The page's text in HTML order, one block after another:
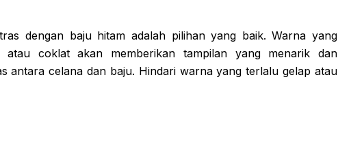
dengan baju hitam adalah pilihan yang baik. Warna yang
coklat akan memberikan tampilan yang menarik dan
antara celana dan baju. Hindari warna yang terlalu gelap atau